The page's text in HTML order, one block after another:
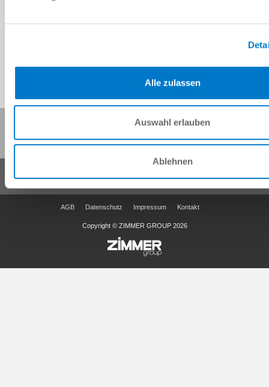
Alle zulassen
Auswahl erlauben
Ablehnen
Herunterladen
Diese Seite teilen:
AGB Datenschutz Impressum Kontakt
Copyright © ZIMMER GROUP 2026